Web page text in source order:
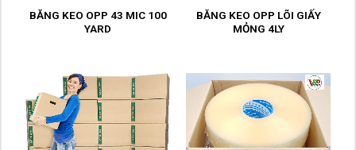
BĂNG KEO OPP 43 MIC 100
YARD
BĂNG KEO OPP LÕI GIẤY
MỎNG 4LY